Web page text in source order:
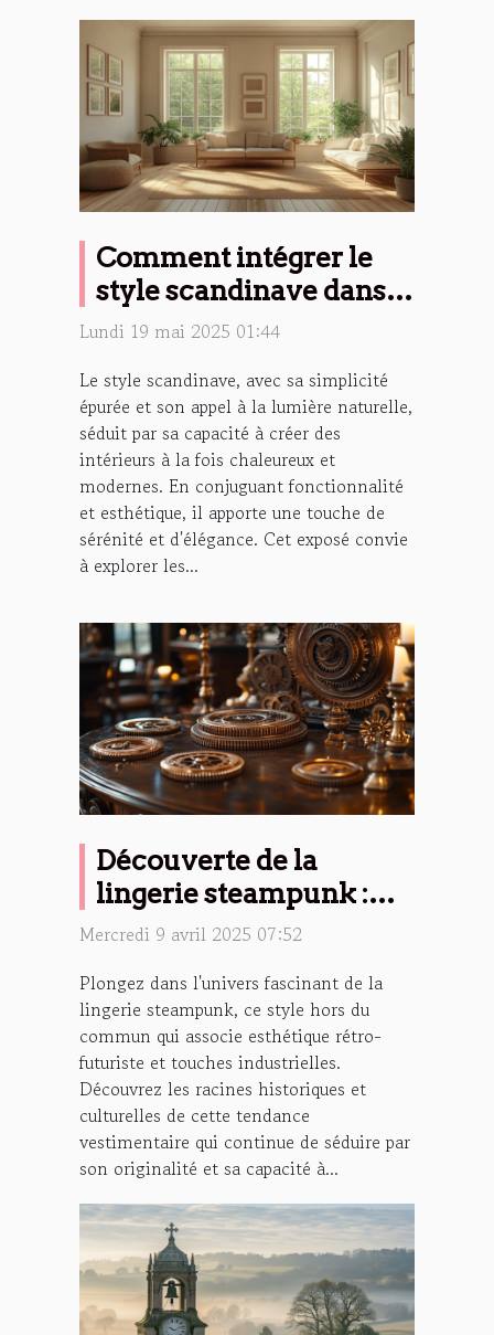
Comment intégrer le
style scandinave dans
différents espaces de la
Lundi 19 mai 2025 01:44
Le style scandinave, avec sa simplicité
épurée et son appel à la lumière naturelle,
séduit par sa capacité à créer des
intérieurs à la fois chaleureux et
modernes. En conjuguant fonctionnalité
et esthétique, il apporte une touche de
sérénité et d'élégance. Cet exposé convie
à explorer les...
Découverte de la
lingerie steampunk :
Origines et
Mercredi 9 avril 2025 07:52
Plongez dans l'univers fascinant de la
lingerie steampunk, ce style hors du
commun qui associe esthétique rétro-
futuriste et touches industrielles.
Découvrez les racines historiques et
culturelles de cette tendance
vestimentaire qui continue de séduire par
son originalité et sa capacité à...